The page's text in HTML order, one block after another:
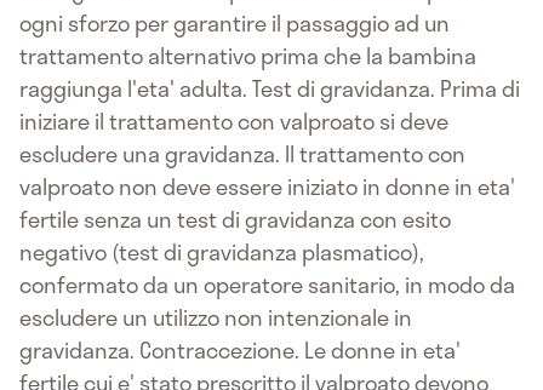
ogni sforzo per garantire il passaggio ad un
trattamento alternativo prima che la bambina
raggiunga l'eta' adulta. Test di gravidanza. Prima di
iniziare il trattamento con valproato si deve
escludere una gravidanza. Il trattamento con
valproato non deve essere iniziato in donne in eta'
fertile senza un test di gravidanza con esito
negativo (test di gravidanza plasmatico),
confermato da un operatore sanitario, in modo da
escludere un utilizzo non intenzionale in
gravidanza. Contraccezione. Le donne in eta'
fertile cui e' stato prescritto il valproato devono